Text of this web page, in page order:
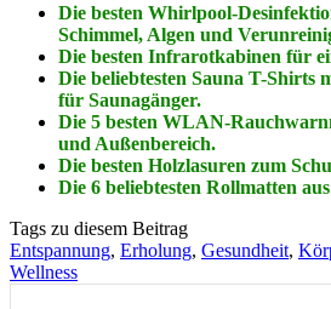
Die besten Whirlpool-
Schimmel, Algen und
Die besten Infrarotkabinen für
Die beliebtesten Sauna T-Shirts
für Saunagänger.
Die 5 besten WLAN-
und Außenbereich.
Die besten Holzlasuren zum
Die 6 beliebtesten Rollmatten
Tags zu diesem Beitrag
Entspannung, Erholung, Gesundheit,
Wellness